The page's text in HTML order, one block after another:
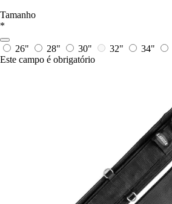
Tamanho
*
26" 28" 30" 32" 34"
Este campo é obrigatório